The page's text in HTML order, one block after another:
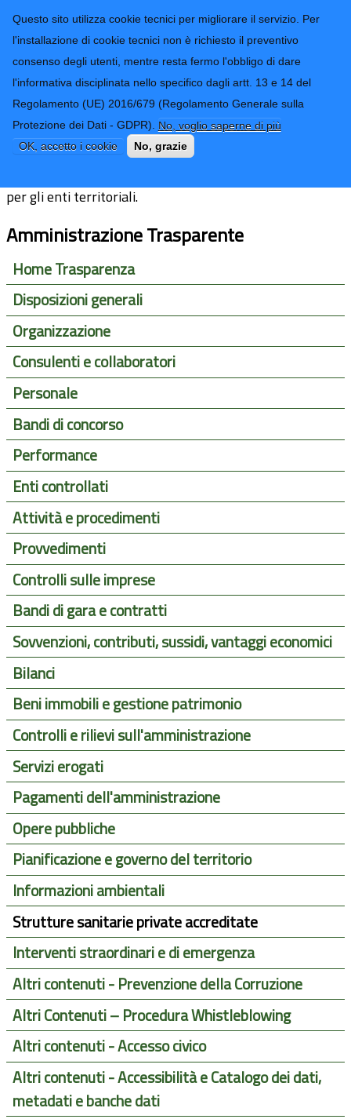
Questo sito utilizza cookie tecnici per migliorare il servizio. Per
l'installazione di cookie tecnici non è richiesto il preventivo
consenso degli utenti, mentre resta fermo l'obbligo di dare
l'informativa disciplinata nello specifico dagli artt. 13 e 14 del
Regolamento (UE) 2016/679 (Regolamento Generale sulla
Protezione dei Dati - GDPR). No, voglio saperne di più
OK, accetto i cookie
No, grazie
Provincia di
Imperia
CONTATTI-URP
TRASPARENZA
Form di ricerca
Strutture sanitarie private accreditate
per gli enti territoriali.
Amministrazione Trasparente
Home Trasparenza
Disposizioni generali
Organizzazione
Consulenti e collaboratori
Personale
Bandi di concorso
Performance
Enti controllati
Attività e procedimenti
Provvedimenti
Controlli sulle imprese
Bandi di gara e contratti
Sovvenzioni, contributi, sussidi, vantaggi economici
Bilanci
Beni immobili e gestione patrimonio
Controlli e rilievi sull'amministrazione
Servizi erogati
Pagamenti dell'amministrazione
Opere pubbliche
Pianificazione e governo del territorio
Informazioni ambientali
Strutture sanitarie private accreditate
Interventi straordinari e di emergenza
Altri contenuti - Prevenzione della Corruzione
Altri Contenuti – Procedura Whistleblowing
Altri contenuti - Accesso civico
Altri contenuti - Accessibilità e Catalogo dei dati,
metadati e banche dati